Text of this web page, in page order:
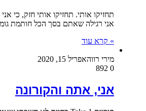
תחזיקו אותי. תחזיקו אותי חזק, כי
אני רגילה שאתם בסך הכל חותמת
» קרא עוד
מירי רווהאפריל 15, 2020
0
אני, אתה והקורונה